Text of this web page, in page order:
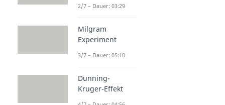
2/7 – Dauer: 03:29
Milgram
Experiment
3/7 – Dauer: 05:10
Dunning-
Kruger-Effekt